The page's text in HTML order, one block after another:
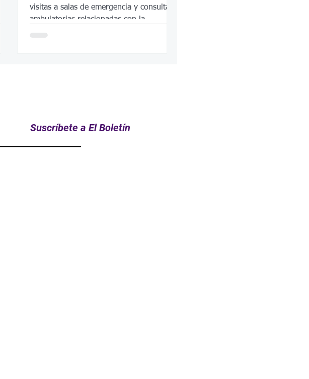
visitas a salas de emergencia y consultas
ambulatorias relacionadas con la
Suscríbete a El Boletín